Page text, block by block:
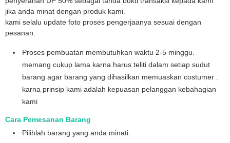
jika anda minat dengan produk kami.
kami selalu update foto proses pengerjaanya sesuai dengan
pesanan.
Proses pembuatan membutuhkan waktu 2-5 minggu.
memang cukup lama karna harus teliti dalam setiap sudut
barang agar barang yang dihasilkan memuaskan costumer .
karna prinsip kami adalah kepuasan pelanggan kebahagian
kami
Cara Pemesanan Barang
Pilihlah barang yang anda minati.